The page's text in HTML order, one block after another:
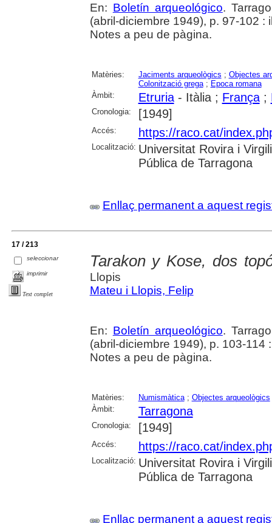
En: Boletín arqueológico.
(abril-diciembre 1949), p. 97-102 :
Notes a peu de pàgina.
Matèries: Jaciments arqueològics ; Objectes
Colonització grega; Epoca romana
Àmbit:
Etruria- Itàlia ; França;
Cronologia: [1949]
Accés: https://raco.cat/
Localització: Universitat Rovira i
Pública de Tarragona
Enllaç permanent a aquest
17 / 213
seleccionar
imprimir
Text complet
Tarakon y Kose, dos
Llopis
Mateu i Llopis, Felip
En: Boletín arqueológico.
(abril-diciembre 1949), p. 103-114
Notes a peu de pàgina.
Matèries: Numismàtica; Objectes arqueològics
Àmbit:
Tarragona
Cronologia: [1949]
Accés: https://raco.cat/
Localització: Universitat Rovira i
Pública de Tarragona
Enllaç permanent a aquest